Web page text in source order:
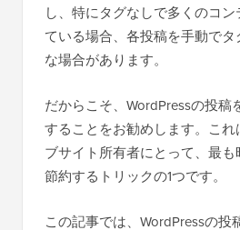
し、特にタグなしで多くのコ
ている場合、各投稿を手動で
な場合があります。
だからこそ、WordPressの投稿
することをお勧めします。こ
ブサイト所有者にとって、最
節約するトリックの1つです。
この記事では、WordPressの投